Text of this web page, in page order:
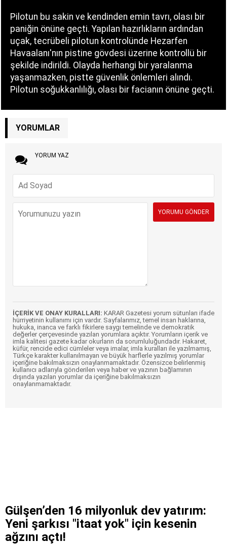
Pilotun bu sakin ve kendinden emin tavrı, olası bir
paniğin önüne geçti. Yapılan hazırlıkların ardından
uçak, tecrübeli pilotun kontrolünde Hezarfen
Havaalanı'nın pistine gövdesi üzerine kontrollü bir
şekilde indirildi. Olayda herhangi bir yaralanma
yaşanmazken, pistte güvenlik önlemleri alındı.
Pilotun soğukkanlılığı, olası bir facianın önüne geçti.
YORUMLAR
YORUM YAZ
İÇERİK VE ONAY KURALLARI: KARAR Gazetesi yorum sütunları ifade
hürriyetinin kullanımı için vardır. Sayfalarımız, temel insan haklarına,
hukuka, inanca ve farklı fikirlere saygı temelinde ve demokratik
değerler çerçevesinde yazılan yorumlara açıktır. Yorumların içerik ve
imla kalitesi gazete kadar okurların da sorumluluğundadır. Hakaret,
küfür, rencide edici cümleler veya imalar, imla kuralları ile yazılmamış,
Türkçe karakter kullanılmayan ve büyük harflerle yazılmış yorumlar
içeriğine bakılmaksızın onaylanmamaktadır. Özensizce belirlenmiş
kullanıcı adlarıyla gönderilen veya haber ve yazının bağlamının
dışında yazılan yorumlar da içeriğine bakılmaksızın
onaylanmamaktadır.
Gülşen’den 16 milyonluk dev yatırım:
Yeni şarkısı "itaat yok" için kesenin
ağzını açtı!